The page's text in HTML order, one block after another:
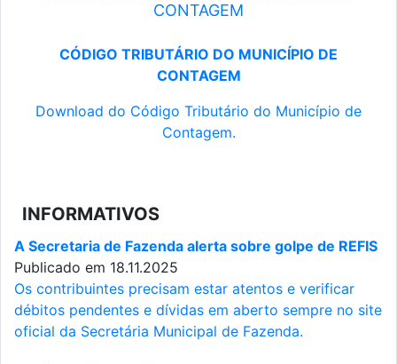
CONTAGEM
CÓDIGO TRIBUTÁRIO DO MUNICÍPIO DE
CONTAGEM
Download do Código Tributário do Município de
Contagem.
INFORMATIVOS
A Secretaria de Fazenda alerta sobre golpe de REFIS
Publicado em 18.11.2025
Os contribuintes precisam estar atentos e verificar
débitos pendentes e dívidas em aberto sempre no site
oficial da Secretária Municipal de Fazenda.